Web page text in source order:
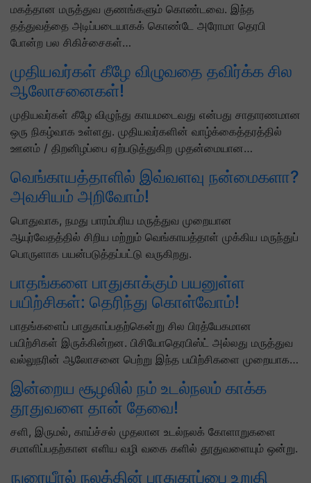
மகத்தான மருத்துவ குணங்களும் கொண்டவை. இந்த
தத்துவத்தை அடிப்படையாகக் கொண்டே அரோமா தெரபி
போன்ற பல சிகிச்சைகள்…
முதியவர்கள் கீழே விழுவதை தவிர்க்க சில
ஆலோசனைகள்!
முதியவர்கள் கீழே விழுந்து காயமடைவது என்பது சாதாரணமான
ஒரு நிகழ்வாக உள்ளது. முதியவர்களின் வாழ்க்கைத்தரத்தில்
ஊனம் / திறனிழப்பை ஏற்படுத்துகிற முதன்மையான…
வெங்காயத்தாளில் இவ்வளவு நன்மைகளா?
அவசியம் அறிவோம்!
பொதுவாக, நமது பாரம்பரிய மருத்துவ முறையான
ஆயுர்வேதத்தில் சிறிய மற்றும் வெங்காயத்தாள் முக்கிய மருந்துப்
பொருளாக பயன்படுத்தப்பட்டு வருகிறது.
பாதங்களை பாதுகாக்கும் பயனுள்ள
பயிற்சிகள்: தெரிந்து கொள்வோம்!
பாதங்களைப் பாதுகாப்பதற்கென்று சில பிரத்யேகமான
பயிற்சிகள் இருக்கின்றன. பிசியோதெரபிஸ்ட் அல்லது மருத்துவ
வல்லுநரின் ஆலோசனை பெற்று இந்த பயிற்சிகளை முறையாக…
இன்றைய சூழலில் நம் உடல்நலம் காக்க
தூதுவளை தான் தேவை!
சளி, இருமல், காய்ச்சல் முதலான உடல்நலக் கோளாறுகளை
சமாளிப்பதற்கான எளிய வழி வகை களில் தூதுவளையும் ஒன்று.
நுரையீரல் நலத்தின் பாதுகாப்பை உறுதி